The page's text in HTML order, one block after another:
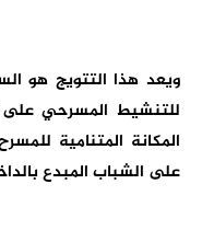
ويعد هذا التتويج هو
للتنشيط المسرحي على
المكانة المتنامية
على الشباب المبدع